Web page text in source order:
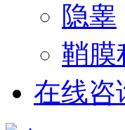
隐睾
鞘膜
在线咨